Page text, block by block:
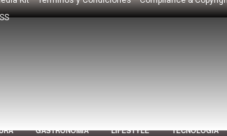
GASTRONOMÍA LIFESTYLE TECNOLOGÍA